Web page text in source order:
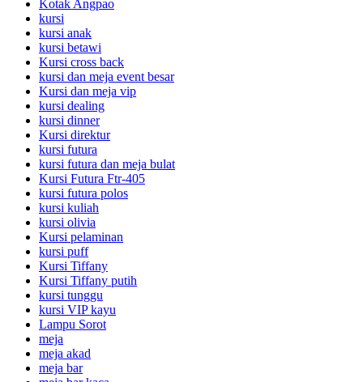
Kotak Angpao
kursi
kursi anak
kursi betawi
Kursi cross back
kursi dan meja event besar
Kursi dan meja vip
kursi dealing
kursi dinner
Kursi direktur
kursi futura
kursi futura dan meja bulat
Kursi Futura Ftr-405
kursi futura polos
kursi kuliah
kursi olivia
Kursi pelaminan
kursi puff
Kursi Tiffany
Kursi Tiffany putih
kursi tunggu
kursi VIP kayu
Lampu Sorot
meja
meja akad
meja bar